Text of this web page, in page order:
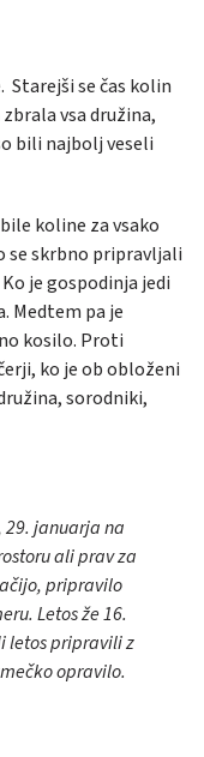
Starejši se čas kolin
vsa družina,
bili najbolj veseli
koline za vsako
se skrbno pripravljali
je gospodinja jedi
Medtem pa je
kosilo. Proti
ko je ob obloženi
sorodniki,
januarja na
ali prav za
pripravilo
Letos že 16.
letos pripravili z
opravilo.